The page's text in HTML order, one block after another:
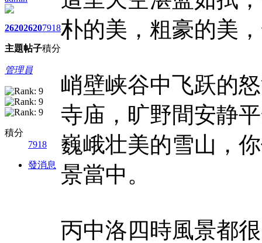
2620
主題
2620
帖子
7918
積分
管理員
積分
7918
發消息
朴的美，粗豪的美
峭壁峡谷中飞跃的
寺庙，旷野間安静
巍峨壮美的雪山，
景當中。
丙中洛四時風景都